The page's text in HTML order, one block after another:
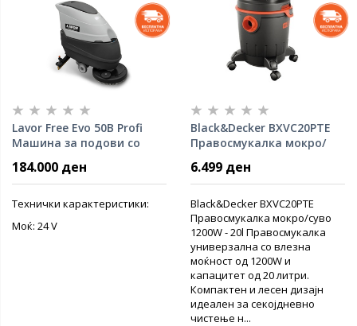
Lavor Free Evo 50B Profi
Машина за подови со
184.000 ден
Teхнички карактеристики:
Моќ: 24 V
Black&Decker BXVC20PTE
Правосмукалка мокро/
6.499 ден
Black&Decker BXVC20PTE
Правосмукалка мокро/суво
1200W - 20l Правосмукалка
универзална со влезна
моќност од 1200W и
капацитет од 20 литри.
Компактен и лесен дизајн
идеален за секојдневно
чистење н...